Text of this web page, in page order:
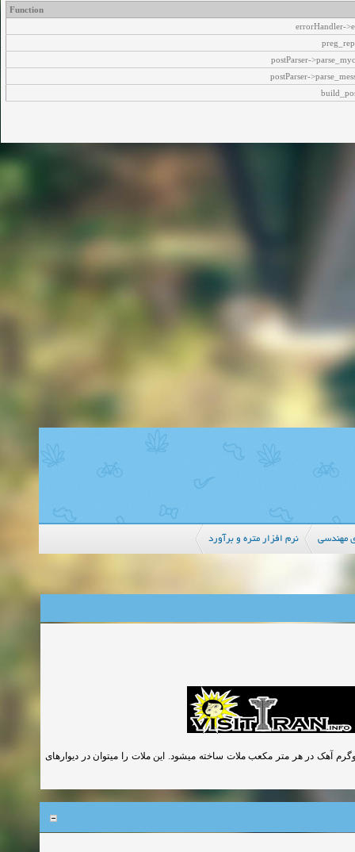
Function
errorHandler-
postParser-
postParser-
مهندسی نرم افزار متره و برآورد
که به نام ملات حرامزاده معروف است از 100 کیلوگرم سیمان و 125 کیلوگرم آهک در هر متر مکعب ملات ساخته میشود. این ملات را میتوان در دیوارهای